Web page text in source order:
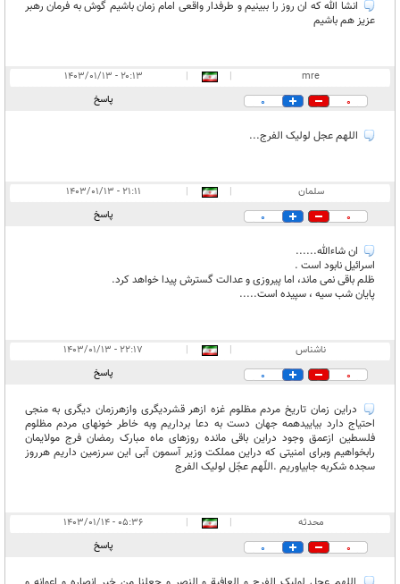
انشا الله که ان روز را ببینیم و طرفدار واقعی امام زمان باشیم گوش به فرمان رهبر
عزیز هم باشیم
mre
|
|
۲۰:۱۳ - ۱۴۰۳/۰۱/۱۳
0
0 پاسخ
اللهم عجل لولیک الفرج...
سلمان |
|
۲۱:۱۱ - ۱۴۰۳/۰۱/۱۳
0
0 پاسخ
ان شاءالله......
اسرائیل نابود است .
ظلم باقی نمی ماند، اما پیروزی و عدالت گسترش پیدا خواهد کرد.
پایان شب سیه ، سپیده است.....
ناشناس |
|
۲۲:۱۷ - ۱۴۰۳/۰۱/۱۳
0
0 پاسخ
دراین زمان تاریخ مردم مظلوم غزه ازهر قشردیگری وازهرزمان دیگری به منجی
احتیاج دارد بیاییدهمه جهان دست به دعا برداریم وبه خاطر خونهای مردم مظلوم
فلسطین ازعمق وجود دراین باقی مانده روزهای ماه مبارک رمضان فرج مولایمان
رابخواهیم وبرای امنیتی که دراین مملکت وزیر آسمون آبی این سرزمین داریم هرروز
سجده شکربه جابیاوریم .اللّهم عجّل لولیک الفرج
محدثه |
|
۰۵:۳۶ - ۱۴۰۳/۰۱/۱۴
0
0 پاسخ